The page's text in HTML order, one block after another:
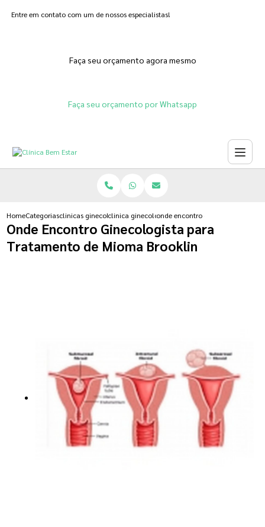
Entre em contato com um de nossos especialistas!
Faça seu orçamento agora mesmo
Faça seu orçamento por Whatsapp
HomeCategoriasclinicas ginecologicasclinica ginecologica para fertilizacao in vitro
onde encontro ginecologista
Onde Encontro Ginecologista para
Tratamento de Mioma Brooklin